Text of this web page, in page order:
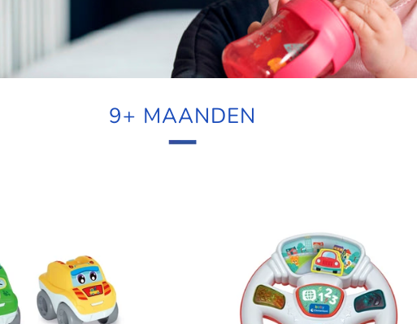
9+ MAANDEN